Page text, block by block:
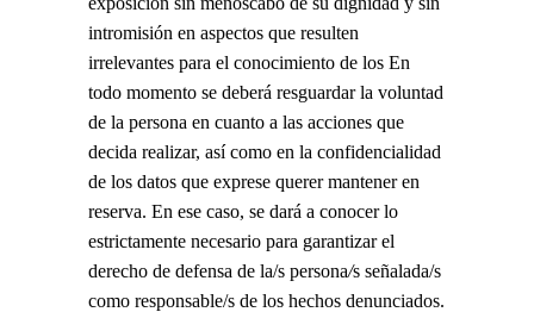
intromisión en aspectos que resulten
irrelevantes para el conocimiento de los En
todo momento se deberá resguardar la voluntad
de la persona en cuanto a las acciones que
decida realizar, así como en la confidencialidad
de los datos que exprese querer mantener en
reserva. En ese caso, se dará a conocer lo
estrictamente necesario para garantizar el
derecho de defensa de la/s persona/s señalada/s
como responsable/s de los hechos denunciados.